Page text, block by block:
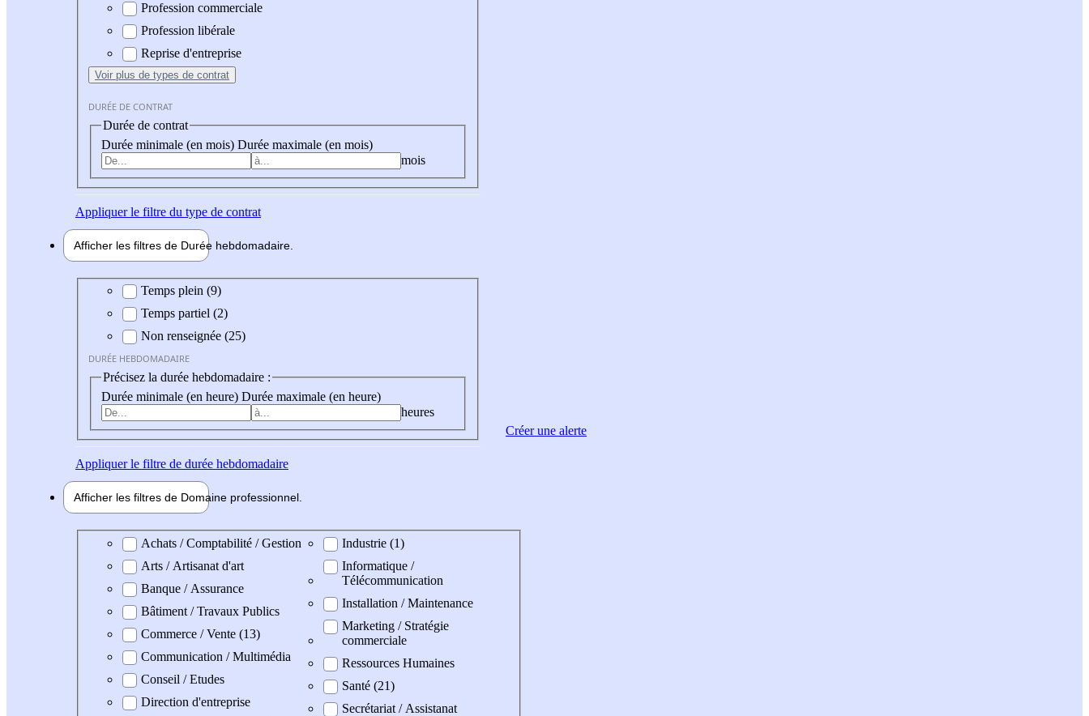
Profession commerciale
Profession libérale
Reprise d'entreprise
Voir plus de types de contrat
DURÉE DE CONTRAT
Durée de contrat
Durée minimale (en mois) Durée maximale (en mois)
mois
Appliquerle filtre du type de contrat
Afficher les filtres de Durée hebdomadaire
Durée hebdomadaire
Temps plein (9)
Temps partiel (2)
Non renseignée (25)
DURÉE HEBDOMADAIRE
Précisez la durée hebdomadaire :
Durée minimale (en heure) Durée maximale (en heure)
heures
Appliquerle filtre de durée hebdomadaire
Afficher les filtres de Domaine professionnel
Domaine professionel
Achats / Comptabilité / Gestion
Arts / Artisanat d'art
Banque / Assurance
Bâtiment / Travaux Publics
Commerce / Vente (13)
Communication / Multimédia
Conseil / Etudes
Direction d'entreprise
Industrie (1)
Informatique /
Télécommunication
Installation / Maintenance
Marketing / Stratégie
commerciale
Ressources Humaines
Santé (21)
Secrétariat / Assistanat
Créer une alerte